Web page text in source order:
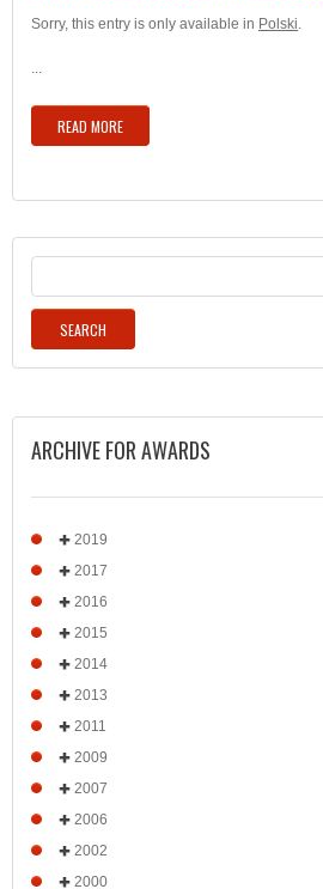
Sorry, this entry is only available in Polski.
...
READ MORE
ARCHIVE FOR AWARDS
2019
2017
2016
2015
2014
2013
2011
2009
2007
2006
2002
2000